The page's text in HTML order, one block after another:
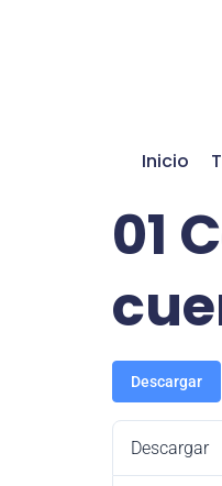
Inicio
01
Descargar
Descargar